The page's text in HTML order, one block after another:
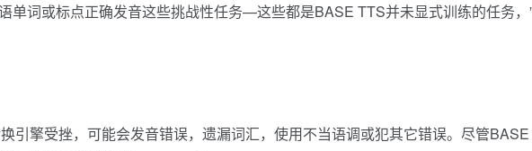
语单词或标点正确发音这些挑战性任务—这些都是BASE TTS并未显式训练的任务，
引擎受挫，可能会发音错误，遗漏词汇，使用不当语调或犯其它错误。尽管BASE